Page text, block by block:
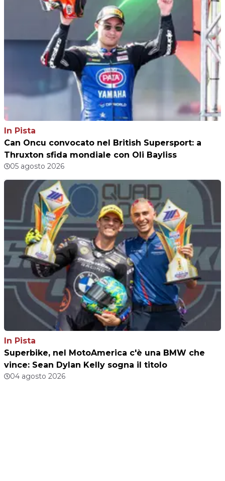
In Pista
Can Oncu convocato nel British Supersport: a
Thruxton sfida mondiale con Oli Bayliss
05 agosto 2026
In Pista
Superbike, nel MotoAmerica c'è una BMW che
vince: Sean Dylan Kelly sogna il titolo
04 agosto 2026